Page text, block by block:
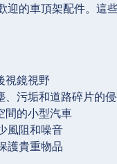
的車頂架配件。這
視鏡視野
、污垢和道路碎片的
間的小型汽車
風阻和噪音
護貴重物品